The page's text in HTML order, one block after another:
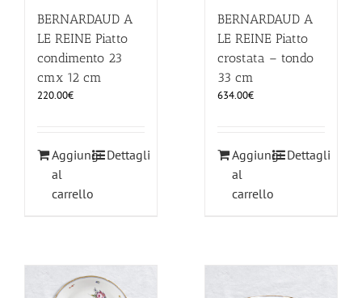
BERNARDAUD A
LE REINE Piatto
condimento 23
cmx 12 cm
220.00€
Aggiungi
al
carrello
Dettagli
BERNARDAUD A
LE REINE Piatto
crostata – tondo
33 cm
634.00€
Aggiungi
al
carrello
Dettagli